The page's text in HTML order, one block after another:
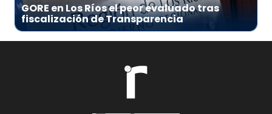
GORE en Los Ríos el peor evaluado tras
fiscalización de Transparencia